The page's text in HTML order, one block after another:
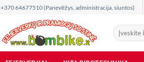
+370 64677510 (Panevėžys, administracija, siuntos)
Ieškoti: